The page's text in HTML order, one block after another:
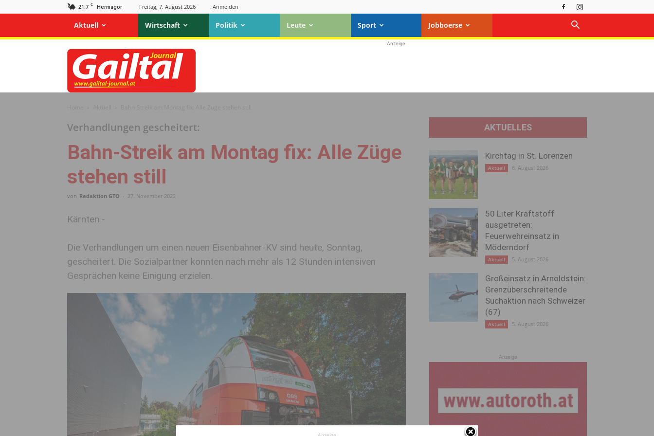
21.7 C Hermagor Freitag, 7. August 2026 Anmelden
Aktuell Wirtschaft Politik Leute Sport Jobboerse
Gailtal
Journal
Anzeige
Verhandlungen gescheitert:
Bahn-Streik am Montag fix: Alle Züge
stehen still
von Redaktion GTO - 27. November 2022
Kärnten -
Die Verhandlungen um einen neuen Eisenbahner-KV sind heute, Sonntag,
gescheitert. Die Sozialpartner konnten nach mehr als 12 Stunden intensiven
Gesprächen keine Einigung erzielen.
AKTUELLES
Kirchtag in St. Lorenzen
Aktuell 6. August 2026
50 Liter Kraftstoff
ausgetreten:
Feuerwehreinsatz in
Möderndorf
Aktuell 5. August 2026
Großeinsatz in Arnoldstein:
Grenzüberschreitende
Suchaktion nach Schweizer
(67)
Aktuell 5. August 2026
Anzeige